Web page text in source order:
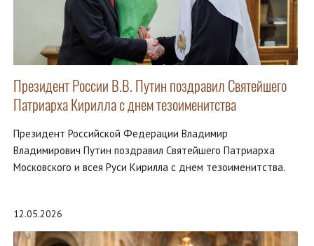
Президент России В.В. Путин поздравил Святейшего
Патриарха Кирилла с днем тезоименитства
Президент Российской Федерации Владимир
Владимирович Путин поздравил Святейшего Патриарха
Московского и всея Руси Кирилла с днем тезоименитства.
12.05.2026